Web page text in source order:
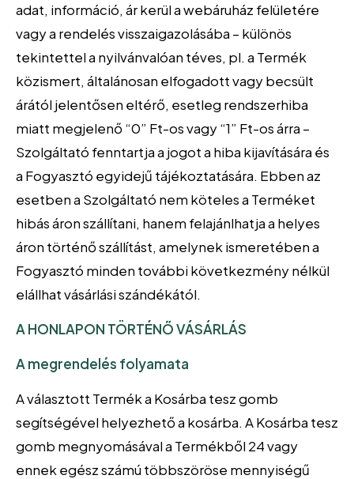
adat, információ, ár kerül a webáruház felületére
vagy a rendelés visszaigazolásába – különös
tekintettel a nyilvánvalóan téves, pl. a Termék
közismert, általánosan elfogadott vagy becsült
árától jelentősen eltérő, esetleg rendszerhiba
miatt megjelenő “0” Ft-os vagy “1” Ft-os árra –
Szolgáltató fenntartja a jogot a hiba kijavítására és
a Fogyasztó egyidejű tájékoztatására. Ebben az
esetben a Szolgáltató nem köteles a Terméket
hibás áron szállítani, hanem felajánlhatja a helyes
áron történő szállítást, amelynek ismeretében a
Fogyasztó minden további következmény nélkül
elállhat vásárlási szándékától.
A HONLAPON TÖRTÉNŐ VÁSÁRLÁS
A megrendelés folyamata
A választott Termék a Kosárba tesz gomb
segítségével helyezhető a kosárba. A Kosárba tesz
gomb megnyomásával a Termékből 24 vagy
ennek egész számú többszöröse mennyiségű